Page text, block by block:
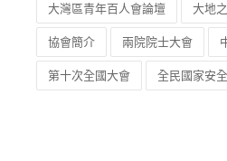
大灣區青年百人會論壇 大地
協會簡介 兩院院士大會
第十次全國大會 全民國家安